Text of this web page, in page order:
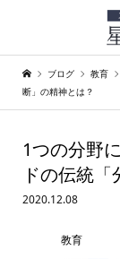
ブログ 教育
断」の精神とは？
1つの分野
ドの伝統
2020.12.08
教育